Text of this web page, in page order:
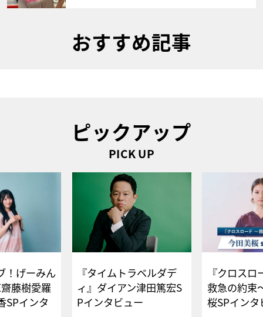
おすすめ記事
ピックアップ
PICK UP
！げーみん
藤樹愛羅
SPインタ
『タイムトラベルダデ
ィ』ダイアン津田篤宏S
Pインタビュー
『クロス
救急の約束
桜SPイ